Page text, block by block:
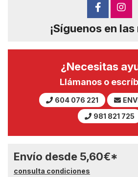
¡Síguenos en
¿Necesitas
Llámanos o
604 076 221
981 821 725
Envío desde 5,60€*
consulta condiciones